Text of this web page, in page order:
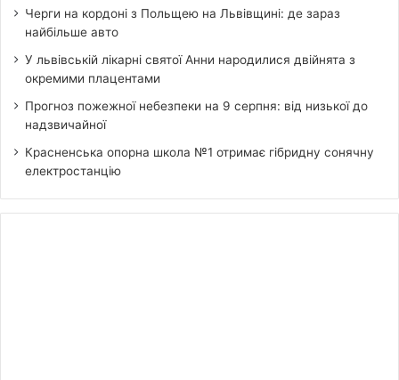
Черги на кордоні з Польщею на Львівщині: де зараз
найбільше авто
У львівській лікарні святої Анни народилися двійнята з
окремими плацентами
Прогноз пожежної небезпеки на 9 серпня: від низької до
надзвичайної
Красненська опорна школа №1 отримає гібридну сонячну
електростанцію